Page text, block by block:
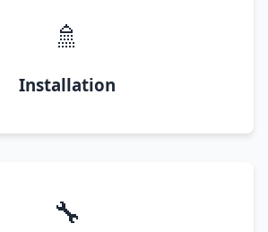
🚿
Installation
🔧